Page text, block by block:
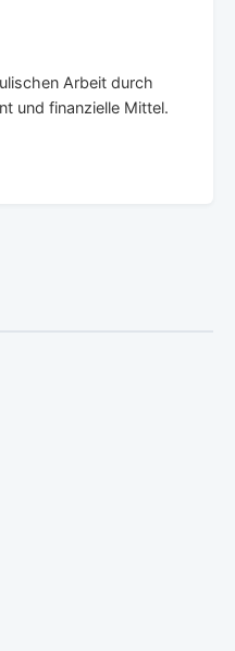
Arbeit durch
und finanzielle Mittel.